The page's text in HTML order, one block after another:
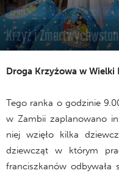
AKTUALNOŚCI ARTYKUŁY POST -
Krzyż i
Droga Krzyżowa w Wielki
Tego ranka o godzinie
w Zambii zaplanowano
niej wzięło kilka
dziewcząt w którym
franciszkanów odbywała